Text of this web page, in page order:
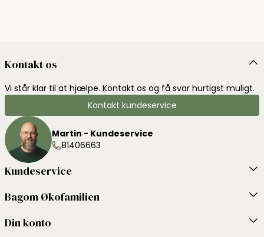
Kontakt os
Vi står klar til at hjælpe. Kontakt os og få svar hurtigst muligt.
Kontakt kundeservice
Martin - Kundeservice
81406663
Kundeservice
Bagom Økofamilien
Din konto